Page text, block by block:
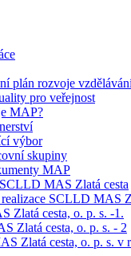
plán rozvoje
pro veřejnost
MAP?
výbor
skupiny
MAP
MAS Zlatá cesta
SCLLD MAS
Zlatá cesta, o. p. s. -1.
Zlatá cesta, o. p. s. - 2
Zlatá cesta, o. p. s. v